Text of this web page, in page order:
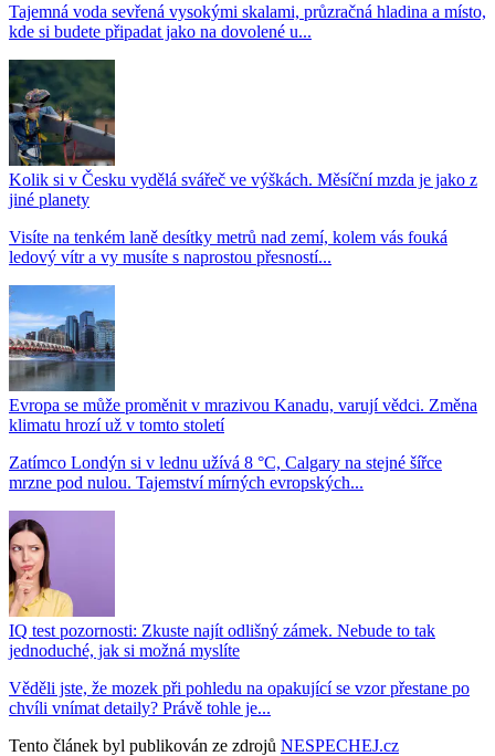
Tajemná voda sevřená vysokými skalami, průzračná hladina a místo,
kde si budete připadat jako na dovolené u...
Kolik si v Česku vydělá svářeč ve výškách. Měsíční mzda je jako z
jiné planety
Visíte na tenkém laně desítky metrů nad zemí, kolem vás fouká
ledový vítr a vy musíte s naprostou přesností...
Evropa se může proměnit v mrazivou Kanadu, varují vědci. Změna
klimatu hrozí už v tomto století
Zatímco Londýn si v lednu užívá 8 °C, Calgary na stejné šířce
mrzne pod nulou. Tajemství mírných evropských...
IQ test pozornosti: Zkuste najít odlišný zámek. Nebude to tak
jednoduché, jak si možná myslíte
Věděli jste, že mozek při pohledu na opakující se vzor přestane po
chvíli vnímat detaily? Právě tohle je...
Tento článek byl publikován ze zdrojů NESPECHEJ.cz